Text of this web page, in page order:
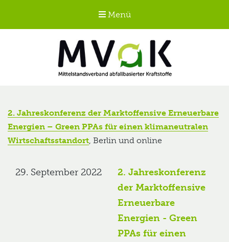
Menü
Kraftstoffe e.V.
MVaK
2. Jahreskonferenz der Marktoffensive Erneuerbare
Energien – Green PPAs für einen klimaneutralen
Wirtschaftsstandort , Berlin und online
29. September 2022
2. Jahreskonferenz
der Marktoffensive
Erneuerbare
Energien - Green
PPAs für einen